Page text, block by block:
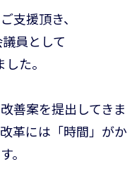
支援頂き、
員として
た。
善案を提出してきま
革には「時間」がか
。